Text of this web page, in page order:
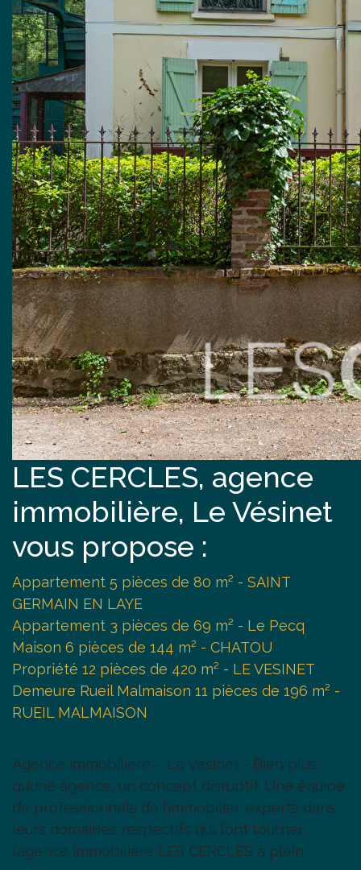
LES CERCLES, agence
immobilière, Le Vésinet
vous propose :
Appartement 5 pièces de 80 m² - SAINT
GERMAIN EN LAYE
Appartement 3 pièces de 69 m² - Le Pecq
Maison 6 pièces de 144 m² - CHATOU
Propriété 12 pièces de 420 m² - LE VESINET
Demeure Rueil Malmaison 11 pièces de 196 m² -
RUEIL MALMAISON
Agence immobilière – Le Vésinet - Bien plus
qu’une agence, un concept disruptif. Une équipe
de professionnels de l’immobilier, experts dans
leurs domaines respectifs qui font tourner
l’agence immobilière LES CERCLES à plein